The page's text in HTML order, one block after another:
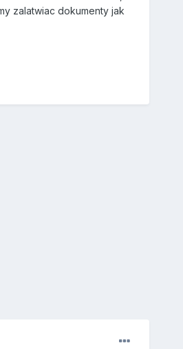
zalatwiac dokumenty jak